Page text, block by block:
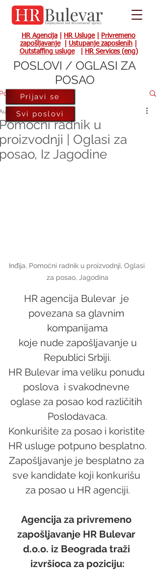
HR Agencija HR Usluge|
Privremeno
zapošljavanje| Ustupanje zaposlenih
Outstaffing usluge| HR Services (eng)
radnik u
| Oglasi za
Iz Jagodine
30, 2022
Inđija, Pomoćni radnik u proizvodnji, Oglasi
za posao, Jagodina
HR agencija Bulevar  je
povezana sa glavnim
kompanijama
Republici Srbiji.
HR Bulevar ima veliku ponudu
poslova  i svakodnevne
oglase za posao kod različitih
Poslodavaca.
Konkurišite za posao i koristite
HR usluge potpuno besplatno.
Zapošljavanje je besplatno za
sve kandidate koji konkurišu
za posao u HR agenciji.
Agencija za privremeno
zapošljavanje HR Bulevar
d.o.o. iz Beograda traži
izvršioca za poziciju:
Prijavi se
Svi poslovi
POSLOVI / OGLASI ZA
POSAO